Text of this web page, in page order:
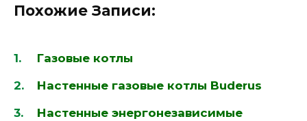
Похожие Записи:
Газовые котлы
Настенные газовые котлы Buderus
Настенные энергонезависимые